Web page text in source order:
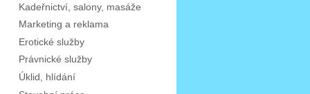
Kadeřnictví, salony, masáže
Marketing a reklama
Erotické služby
Právnické služby
Úklid, hlídání